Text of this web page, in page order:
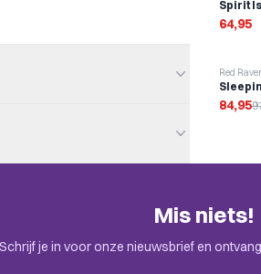
Check de uitnodiging in je
Spirit
64,95
-13%
Red
84,95
Mis niets!
Schrijf je in voor onze nieuwsbrief en